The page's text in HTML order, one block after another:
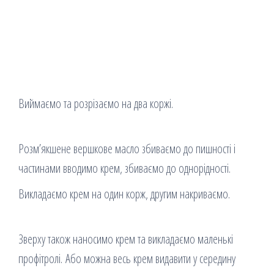
Виймаємо та розрізаємо на два коржі.
Розм’якшене вершкове масло збиваємо до пишності і
частинами вводимо крем, збиваємо до однорідності.
Викладаємо крем на один корж, другим накриваємо.
Зверху також наносимо крем та викладаємо маленькі
профітролі. Або можна весь крем видавити у середину